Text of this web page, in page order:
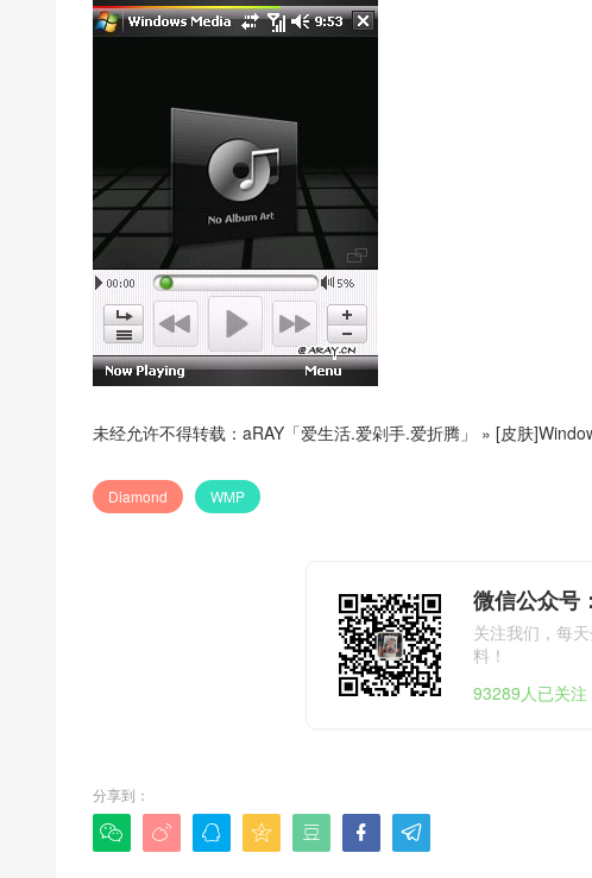
未经允许不得转载： aRAY「爱生活.爱剁手.爱折腾」 » [皮肤
Diamond WMP
微信公众号
关注我们，每
料！
93289人已关注
分享到：
      